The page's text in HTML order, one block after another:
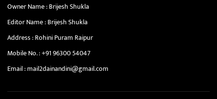
Owner Name : Brijesh Shukla
Editor Name : Brijesh Shukla
Address : Rohini Puram Raipur
Mobile No. :+91 96300 54047
Email :mail2dainandini@gmail.com